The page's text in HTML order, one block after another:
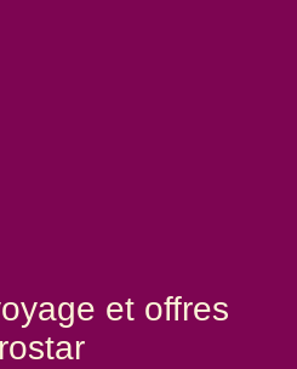
et offres